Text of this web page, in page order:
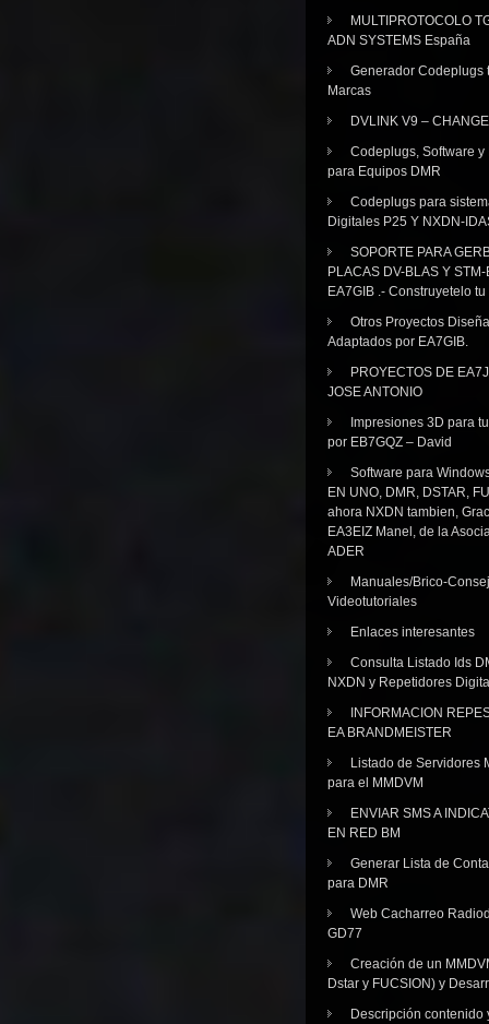
MULTIPROTOCOLO
ADN SYSTEMS España
Generador Codeplugs
Marcas
DVLINK V9 –
Codeplugs, Software y
para Equipos DMR
Codeplugs para
Digitales P25 Y NXDN-
SOPORTE PARA
PLACAS DV-BLAS Y
EA7GIB .- Construyetelo
Otros Proyectos
Adaptados por EA7GIB.
PROYECTOS DE
JOSE ANTONIO
Impresiones 3D para
por EB7GQZ – David
Software para
EN UNO, DMR, DSTAR,
ahora NXDN tambien,
EA3EIZ Manel, de la
ADER
Manuales/Brico-
Videotutoriales
Enlaces interesantes
Consulta Listado Ids
NXDN y Repetidores
INFORMACION
EA BRANDMEISTER
Listado de Servidores
para el MMDVM
ENVIAR SMS A
EN RED BM
Generar Lista de
para DMR
Web Cacharreo
GD77
Creación de un
Dstar y FUCSION) y
Descripción contenido